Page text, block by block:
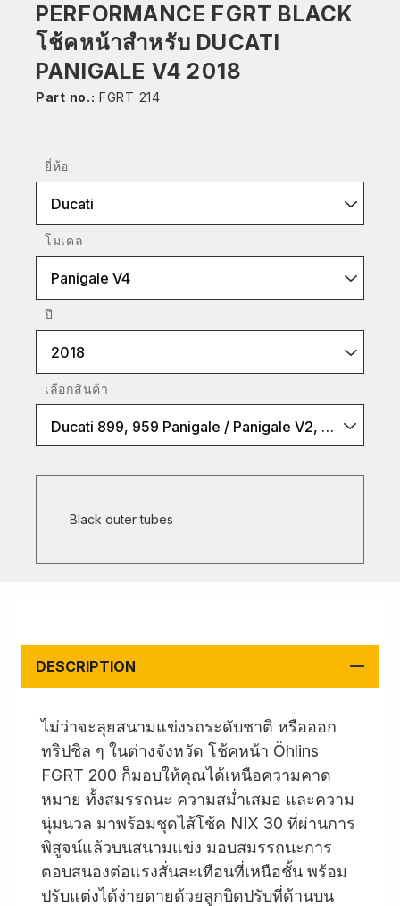
PERFORMANCE FGRT BLACK
โช้คหน้าสำหรับ DUCATI
PANIGALE V4 2018
Part no.: FGRT 214
ยี่ห้อ
Ducati
โมเดล
Panigale V4
ปี
2018
เลือกสินค้า
Ducati 899, 959 Panigale / Panigale V2, V4 (Black)
Black outer tubes
DESCRIPTION
ไม่ว่าจะลุยสนามแข่งรถระดับชาติ หรือออก
ทริปชิล ๆ ในต่างจังหวัด โช้คหน้า Öhlins
FGRT 200 ก็มอบให้คุณได้เหนือความคาด
หมาย ทั้งสมรรถนะ ความสม่ำเสมอ และความ
นุ่มนวล มาพร้อมชุดไส้โช้ค NIX 30 ที่ผ่านการ
พิสูจน์แล้วบนสนามแข่ง มอบสมรรถนะการ
ตอบสนองต่อแรงสั่นสะเทือนที่เหนือชั้น พร้อม
ปรับแต่งได้ง่ายดายด้วยลูกบิดปรับที่ด้านบน